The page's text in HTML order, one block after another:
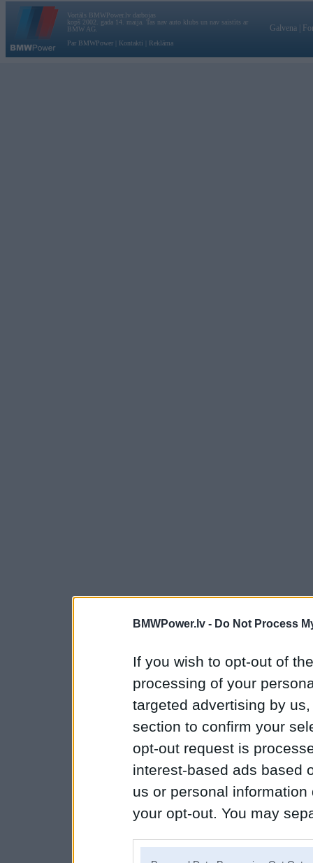
BMWPower.lv - Do Not Process
If you wish to opt-out of
processing of your
targeted advertising by
section to confirm your
opt-out request is
interest-based ads based
us or personal
your opt-out. You may
Vortāls BMWPower.lv darbojas
kopš 2002. gada 14. maija. Tas nav auto klubs un nav saistīts ar
BMW AG.
Par BMWPower
Kontakti Reklāma
Galvena